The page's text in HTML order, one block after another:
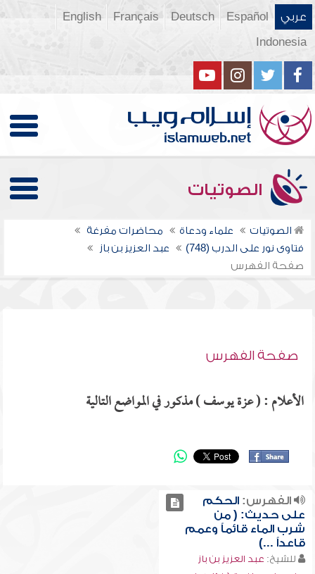
عربي Español
Deutsch
Français
English
Indonesia
الصوتيات
الصوتيات علماء ودعاة
محاضرات مفرغة
فتاوى نور على الدرب (748)
عبد العزيز بن باز
صفحة الفهرس
صفحة الفهرس
الأعلام : ( عزة يوسف ) مذكور في المواضع التالية
الفهرس:الحكم
على حديث: ( من
شرب الماء قائماً وعمم
قاعداً ...)
للشيخ: عبد العزيز بن باز